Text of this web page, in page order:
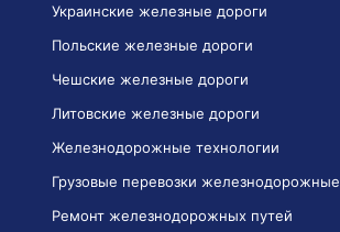
Украинские железные дороги
Польские железные дороги
Чешские железные дороги
Литовские железные дороги
Железнодорожные технологии
Грузовые перевозки железнодорожные
Ремонт железнодорожных путей